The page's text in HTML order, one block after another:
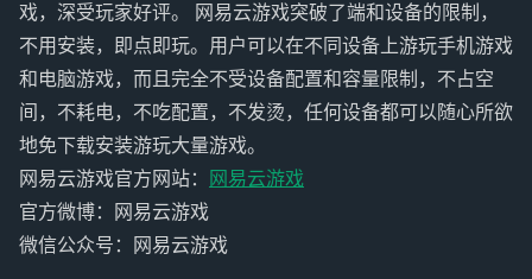
戏，深受玩家好评。 网易云游戏突破了端和设备的限制，
不用安装，即点即玩。用户可以在不同设备上游玩手机游戏
和电脑游戏，而且完全不受设备配置和容量限制，不占空
间，不耗电，不吃配置，不发烫，任何设备都可以随心所欲
地免下载安装游玩大量游戏。
网易云游戏官方网站：
网易云游戏
官方微博：网易云游戏
微信公众号：网易云游戏